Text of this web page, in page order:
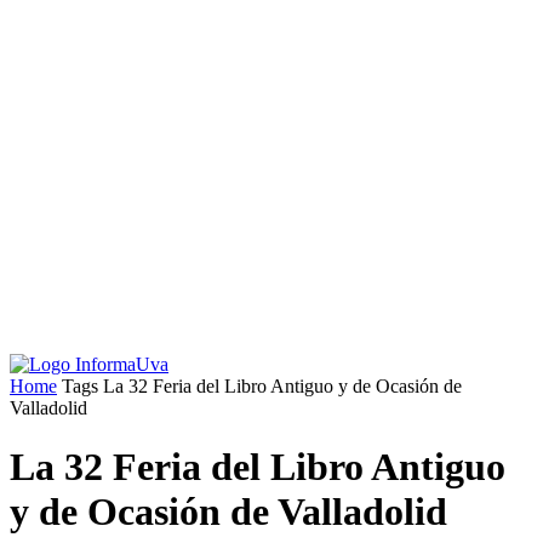
Home Tags La 32 Feria del Libro Antiguo y de Ocasión de
Valladolid
La 32 Feria del Libro Antiguo
y de Ocasión de Valladolid